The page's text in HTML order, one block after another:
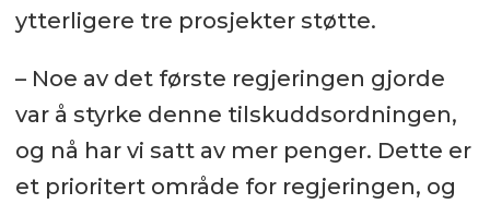
ytterligere tre prosjekter støtte.
– Noe av det første regjeringen gjorde
var å styrke denne tilskuddsordningen,
og nå har vi satt av mer penger. Dette er
et prioritert område for regjeringen, og